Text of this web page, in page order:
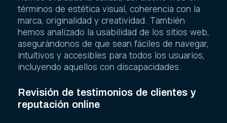
términos de estética visual, coherencia con la
marca, originalidad y creatividad. También
hemos analizado la usabilidad de los sitios web,
asegurándonos de que sean fáciles de navegar,
intuitivos y accesibles para todos los usuarios,
incluyendo aquellos con discapacidades.
Revisión de testimonios de clientes y
reputación online